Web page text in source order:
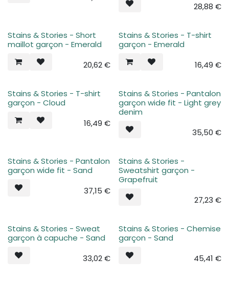
28,88 €
Stains & Stories - Short
maillot garçon - Emerald
20,62€
Stains & Stories - T-shirt
garçon - Emerald
16,49 €
Stains & Stories - T-shirt
garçon - Cloud
16,49 € Plus de stock
Stains & Stories - Pantalon
garçon wide fit - Light grey
denim
35,50 €
Plus de stock
Stains & Stories - Pantalon
garçon wide fit - Sand
37,15 € Plus de stock
Stains & Stories -
Sweatshirt garçon -
Grapefruit
27,23 €
Plus de stock
Stains & Stories - Sweat
garçon à capuche - Sand
33,02€ Plus de stock
Stains & Stories - Chemise
garçon - Sand
45,41 €